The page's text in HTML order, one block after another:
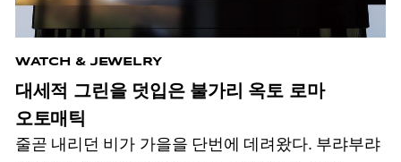
WATCH & JEWELRY
대세적 그린을 덧입은 불가리 옥토 로마
오토매틱
줄곧 내리던 비가 가을을 단번에 데려왔다. 부랴부랴